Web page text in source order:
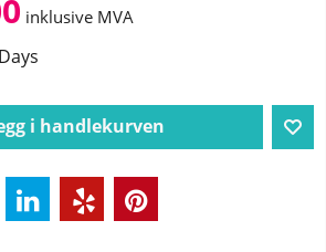
inklusive MVA
i handlekurven